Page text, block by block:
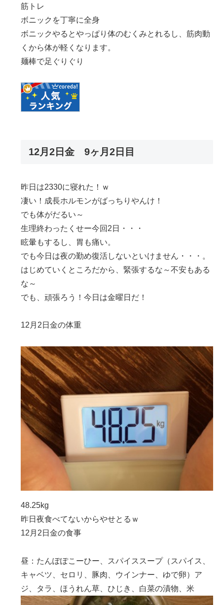
筋トレ
ボニックを丁寧に全身
ボニックやるとやっぱり体のむくみとれるし、筋肉動
くから体が軽くなります。
麺棒で足ぐりぐり
12月2日金 9ヶ月2日目
昨日は2330に寝れた！ｗ
凄い！成長ホルモンがばっちりやんけ！
でも体がだるい～
生理終わったくせー今回2日・・・
眩暈もするし、胃も痛い。
でも今日は夜の勤め復活しないといけません・・・。
はじめていくところだから、緊張するな～不安もある
な～
でも、頑張ろう！今日は金曜日だ！
12月2日金の体重
48.25kg
昨日夜食べてないからやせとるｗ
12月2日金の食事
昼：たんぽぽこーひー、スパイススープ（スパイス、
キャベツ、セロリ、豚肉、ウインナー、ゆで卵）ア
ジ、タラ、ほうれん草、ひじき、白菜の漬物、米